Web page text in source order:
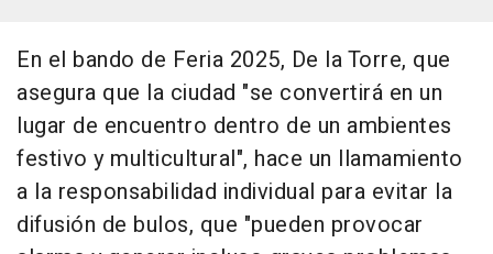
En el bando de Feria 2025, De la Torre, que
asegura que la ciudad "se convertirá en un
lugar de encuentro dentro de un ambientes
festivo y multicultural", hace un llamamiento
a la responsabilidad individual para evitar la
difusión de bulos, que "pueden provocar